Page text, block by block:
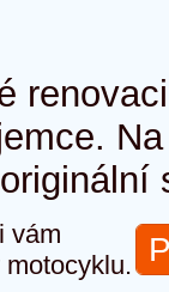
vám